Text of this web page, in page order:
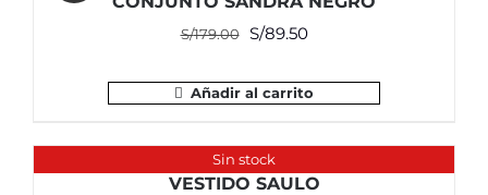
S/179.00 El
original
S/179.00.
S/89.50El
actual
Añadir al carrito
Sin stock
VESTIDO SAULO